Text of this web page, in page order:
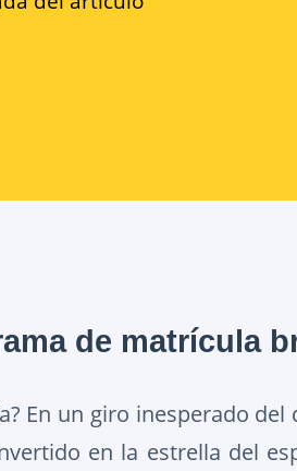
de matrícula
En un giro inesperado
en la estrella del